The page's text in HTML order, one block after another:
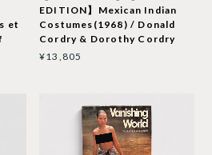
et
EDITION】Mexican Indian
Costumes(1968) / Donald
Cordry & Dorothy Cordry
¥13,805